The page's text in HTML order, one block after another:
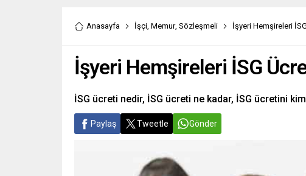
Anasayfa İşçi, Memur, Sözleşmeli İşyeri Hemşireleri
İşyeri Hemşireleri İSG
İSG ücreti nedir, İSG ücreti ne kadar, İSG ücretini
Paylaş Tweetle Gönder